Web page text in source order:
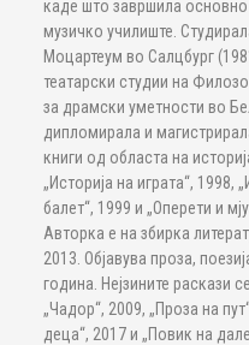
каде што завршила основно
музичко училиште.
Моцартеум во Салцбург
театарски студии на
за драмски уметности во
дипломирала и
книги од областа на
„Историја на играта“,
балет“, 1999 и „Оперети и
Авторка е на збирка
2013. Објавува проза,
година. Нејзините раскази
„Чадор“, 2009, „Проза на
деца“, 2017 и „Повик на